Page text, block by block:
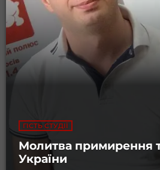
ГІСТЬ СТУДІЇ
Молитва примирення
України